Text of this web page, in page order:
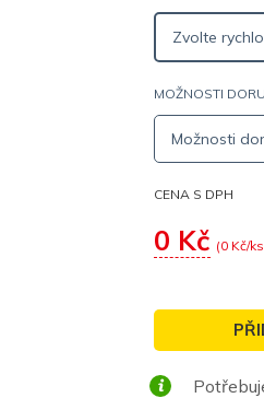
Zvolte
MOŽNOSTI
Možnosti
CENA S DPH
0 Kč (0 Kč/